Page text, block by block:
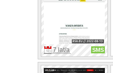
7 lat/a SMS